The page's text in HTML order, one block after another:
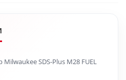
SDS-Plus M28 FUEL